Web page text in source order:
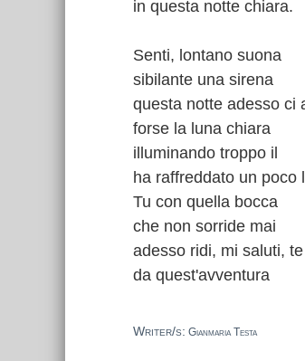
in questa notte chiara.
Senti, lontano suona
sibilante una sirena
questa notte adesso ci
forse la luna chiara
illuminando troppo il
ha raffreddato un poco
Tu con quella bocca
che non sorride mai
adesso ridi, mi saluti,
da quest'avventura
Writer/s: Gianmaria Testa